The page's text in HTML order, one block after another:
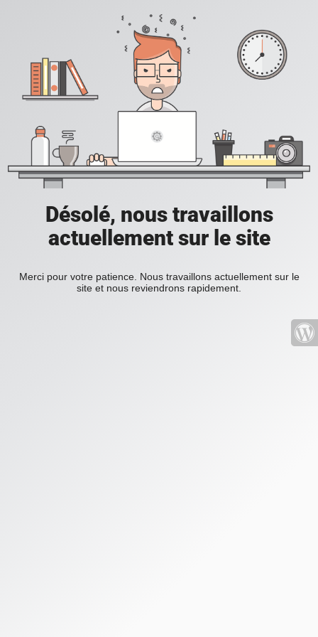
Désolé, nous travaillons
actuellement sur le site
Merci pour votre patience. Nous travaillons actuellement sur le
site et nous reviendrons rapidement.